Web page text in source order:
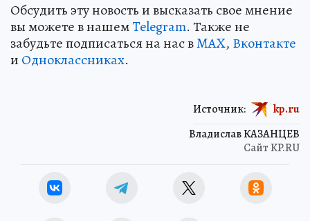
Обсудить эту новость и высказать свое мнение
вы можете в нашемTelegram. Также не
забудьте подписаться на нас вMAX, Вконтакте
и Одноклассниках.
Владислав КАЗАНЦЕВ
Сайт KP.RU
Источник: kp.ru